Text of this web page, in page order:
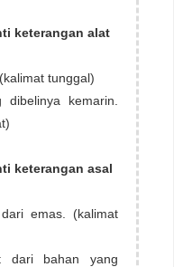
keterangan alat
tunggal)
kemarin.
keterangan asal
emas. (kalimat
dari bahan yang